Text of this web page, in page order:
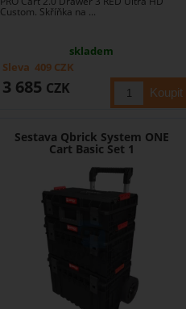
Custom. Skříňka na ...
skladem
3 685 CZK
Sleva 409 CZK
Sestava Qbrick System ONE
Cart Basic Set 1